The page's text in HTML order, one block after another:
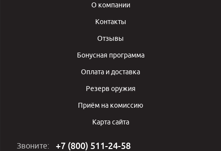
О компании
Контакты
Отзывы
Бонусная программа
Оплата и доставка
Резерв оружия
Приём на комиссию
Карта сайта
Звоните: +7 (800) 511-24-58